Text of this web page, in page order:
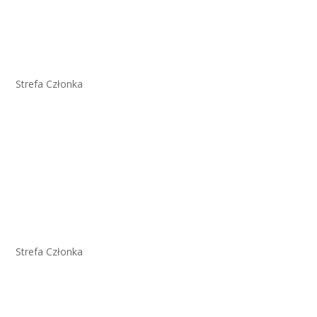
Strefa Członka
Strefa Członka